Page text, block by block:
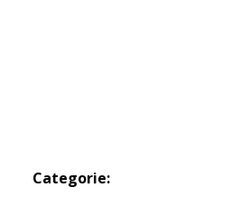
Categorie: